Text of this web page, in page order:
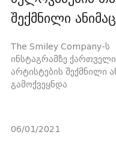
შექმნილი
The Smiley Company-ს
ინსტაგრამზე ქართველი
არტისტების შექმნილი
გამოქვეყნდა
06/01/2021